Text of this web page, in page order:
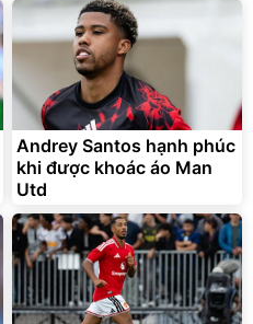
Andrey Santos hạnh phúc
khi được khoác áo Man
Utd